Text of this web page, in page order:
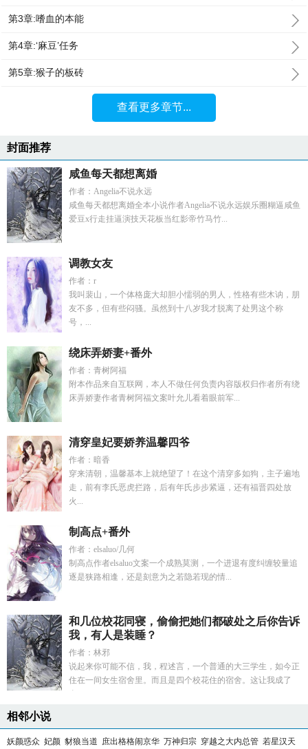
第3章:嗜血的本能
第4章:‘麻豆’任务
第5章:猴子的板砖
查看更多章节...
封面推荐
咸鱼每天都想离婚
作者：Angelia不说永远
咸鱼每天都想离婚全本小说作者Angelia不说永远娱乐圈糊逼咸鱼
爱豆x行走挂逼演技天花板当红影帝竹马竹...
调教女友
作者：r
我叫裴山，一个体格庞大却胆小懦弱的男人，性格有些木讷，朋
友不多，但有些闷骚。虽然到十八岁我才脱离了处男这个称
号，...
绕床弄娇妻+番外
作者：青树阿福
附本作品来自互联网，本人不做任何负责内容版权归作者所有绕
床弄娇妻作者青树阿福文案叶允儿看着眼前军...
清穿皇妃要娇养温馨四爷
作者：暗香
穿来清朝，温馨基本上就绝望了！在这个清穿多如狗，主子遍地
走，前有李氏恶虎拦路，后有年氏步步紧逼，还有福晋四处放
火...
制高点+番外
作者：elsaluo/几何
制高点作者elsaluo文案一个成熟莫测，一个进退有度纠缠较量追
逐是狭路相逢，还是刻意为之若隐若现的情...
和几位校花同寝，偷偷把她们都破处之后你告诉
我，有人是装睡？
作者：林邪
说起来你可能不信，我，程述言，一个普通的大三学生，如今正
住在一间女生宿舍里。而且是四个校花住的宿舍。这让我成了
相邻小说
妖颜惑众 妃颜 豺狼当道 庶出格格闹京华 万神归宗 穿越之大内总管 若星汉天